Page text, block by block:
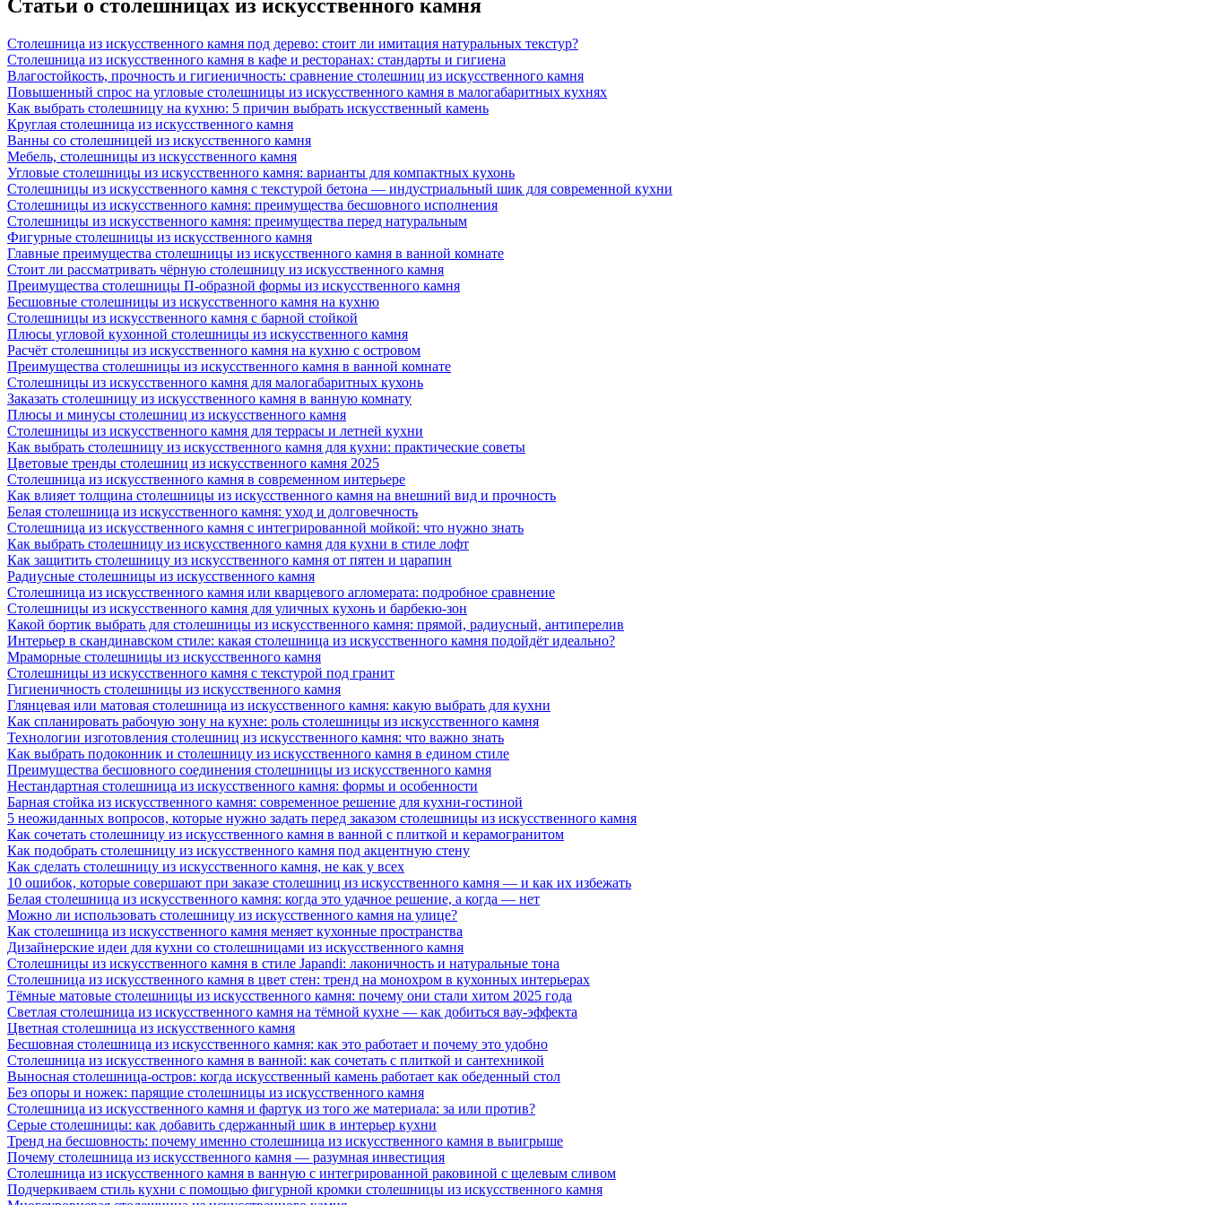
Статьи о столешницах из искусственного камня
Столешница из искусственного камня под дерево: стоит ли имитация натуральных текстур?
Столешница из искусственного камня в кафе и ресторанах: стандарты и гигиена
Влагостойкость, прочность и гигиеничность: сравнение столешниц из искусственного камня
Повышенный спрос на угловые столешницы из искусственного камня в малогабаритных кухнях
Как выбрать столешницу на кухню: 5 причин выбрать искусственный камень
Круглая столешница из искусственного камня
Ванны со столешницей из искусственного камня
Мебель, столешницы из искусственного камня
Угловые столешницы из искусственного камня: варианты для компактных кухонь
Столешницы из искусственного камня с текстурой бетона — индустриальный шик для современной кухни
Столешницы из искусственного камня: преимущества бесшовного исполнения
Столешницы из искусственного камня: преимущества перед натуральным
Фигурные столешницы из искусственного камня
Главные преимущества столешницы из искусственного камня в ванной комнате
Стоит ли рассматривать чёрную столешницу из искусственного камня
Преимущества столешницы П-образной формы из искусственного камня
Бесшовные столешницы из искусственного камня на кухню
Столешницы из искусственного камня с барной стойкой
Плюсы угловой кухонной столешницы из искусственного камня
Расчёт столешницы из искусственного камня на кухню с островом
Преимущества столешницы из искусственного камня в ванной комнате
Столешницы из искусственного камня для малогабаритных кухонь
Заказать столешницу из искусственного камня в ванную комнату
Плюсы и минусы столешниц из искусственного камня
Столешницы из искусственного камня для террасы и летней кухни
Как выбрать столешницу из искусственного камня для кухни: практические советы
Цветовые тренды столешниц из искусственного камня 2025
Столешница из искусственного камня в современном интерьере
Как влияет толщина столешницы из искусственного камня на внешний вид и прочность
Белая столешница из искусственного камня: уход и долговечность
Столешница из искусственного камня с интегрированной мойкой: что нужно знать
Как выбрать столешницу из искусственного камня для кухни в стиле лофт
Как защитить столешницу из искусственного камня от пятен и царапин
Радиусные столешницы из искусственного камня
Столешница из искусственного камня или кварцевого агломерата: подробное сравнение
Столешницы из искусственного камня для уличных кухонь и барбекю-зон
Какой бортик выбрать для столешницы из искусственного камня: прямой, радиусный, антиперелив
Интерьер в скандинавском стиле: какая столешница из искусственного камня подойдёт идеально?
Мраморные столешницы из искусственного камня
Столешницы из искусственного камня с текстурой под гранит
Гигиеничность столешницы из искусственного камня
Глянцевая или матовая столешница из искусственного камня: какую выбрать для кухни
Как спланировать рабочую зону на кухне: роль столешницы из искусственного камня
Технологии изготовления столешниц из искусственного камня: что важно знать
Как выбрать подоконник и столешницу из искусственного камня в едином стиле
Преимущества бесшовного соединения столешницы из искусственного камня
Нестандартная столешница из искусственного камня: формы и особенности
Барная стойка из искусственного камня: современное решение для кухни-гостиной
5 неожиданных вопросов, которые нужно задать перед заказом столешницы из искусственного камня
Как сочетать столешницу из искусственного камня в ванной с плиткой и керамогранитом
Как подобрать столешницу из искусственного камня под акцентную стену
Как сделать столешницу из искусственного камня, не как у всех
10 ошибок, которые совершают при заказе столешниц из искусственного камня — и как их избежать
Белая столешница из искусственного камня: когда это удачное решение, а когда — нет
Можно ли использовать столешницу из искусственного камня на улице?
Как столешница из искусственного камня меняет кухонные пространства
Дизайнерские идеи для кухни со столешницами из искусственного камня
Столешницы из искусственного камня в стиле Japandi: лаконичность и натуральные тона
Столешница из искусственного камня в цвет стен: тренд на монохром в кухонных интерьерах
Тёмные матовые столешницы из искусственного камня: почему они стали хитом 2025 года
Светлая столешница из искусственного камня на тёмной кухне — как добиться вау-эффекта
Цветная столешница из искусственного камня
Бесшовная столешница из искусственного камня: как это работает и почему это удобно
Столешница из искусственного камня в ванной: как сочетать с плиткой и сантехникой
Выносная столешница-остров: когда искусственный камень работает как обеденный стол
Без опоры и ножек: парящие столешницы из искусственного камня
Столешница из искусственного камня и фартук из того же материала: за или против?
Серые столешницы: как добавить сдержанный шик в интерьер кухни
Тренд на бесшовность: почему именно столешница из искусственного камня в выигрыше
Почему столешница из искусственного камня — разумная инвестиция
Столешница из искусственного камня в ванную с интегрированной раковиной с щелевым сливом
Подчеркиваем стиль кухни с помощью фигурной кромки столешницы из искусственного камня